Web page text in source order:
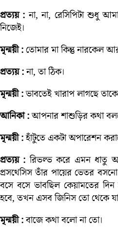
প্রত্যয় : না, না, রেসিপিটা শুধু
নিজেই।
মৃন্ময়ী :তোমার মা কিন্তু নারকেল
প্রত্যয় :না, তা ঠিক।
মৃন্ময়ী :ভাবতেই খারাপ লাগছে
আনিকা :আপনার শাশুড়ির কথা
মৃন্ময়ী :হাঁটুতে একটা অপারেশন
প্রত্যয় : রিভল্ভ করে এমন ধাতু
প্রসথেসিস তাঁর পায়ের ভেতর
বসে বসে ভাবছিল কেয়ামতের
হবে, তখন এসব জিনিস তো থেকে
মৃন্ময়ী :বাজে কথা বলো না তো।